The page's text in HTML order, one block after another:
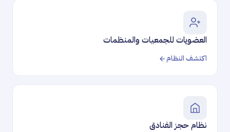
العضويات للجمعيات والمنظمات
اكتشف النظام
نظام حجز الفنادق